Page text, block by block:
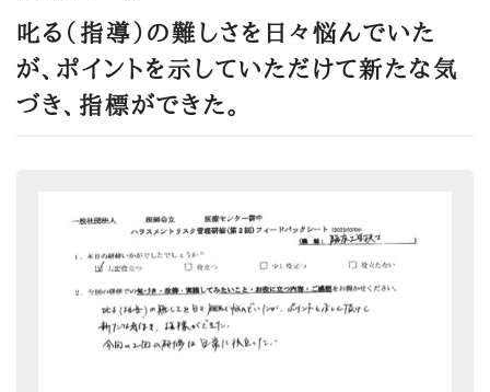
叱る（指導）の難しさを日々悩んでいた
が、ポイントを示していただけて新たな気
づき、指標ができた。